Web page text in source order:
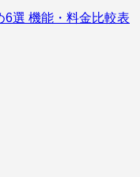
選 機能・料金比較表